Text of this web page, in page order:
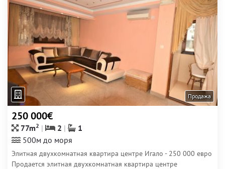
Продажа
250 000€
77m2 2
1
500м до моря
Элитная двухкомнатная квартира центре Игало - 250 000 евро
Продается элитная двухкомнатная квартира центре